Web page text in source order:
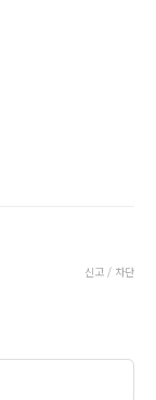
신고 / 차단